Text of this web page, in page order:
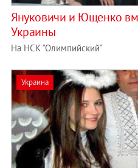
Януковичи и Ющенко
Украины
На НСК "Олимпийский"
Украина